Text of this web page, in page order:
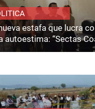
estafa que lucra
autoestima: “Sectas